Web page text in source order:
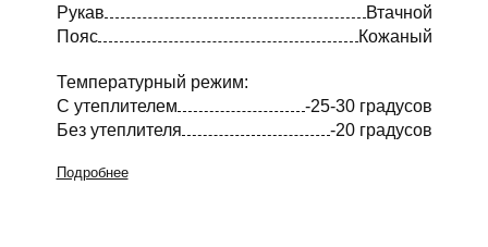
Рукав
Втачной
Пояс
Кожаный
Температурный режим:
С утеплителем
-25-30 градусов
Без утеплителя
-20 градусов
Подробнее